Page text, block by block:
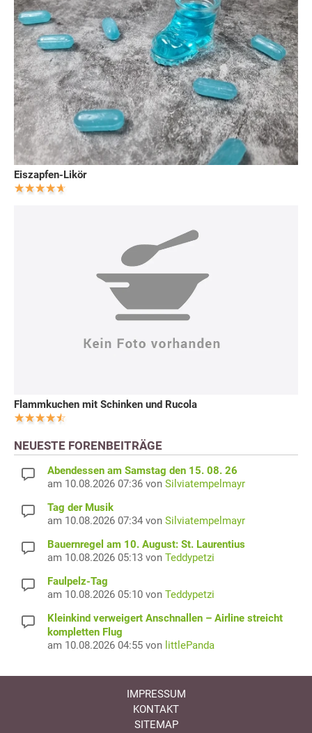
Eiszapfen-Likör
Flammkuchen mit Schinken und Rucola
NEUESTE FORENBEITRÄGE
Abendessen am Samstag den 15. 08. 26
am 10.08.2026 07:36 von Silviatempelmayr
Tag der Musik
am 10.08.2026 07:34 von Silviatempelmayr
Bauernregel am 10. August: St. Laurentius
am 10.08.2026 05:13 von Teddypetzi
Faulpelz-Tag
am 10.08.2026 05:10 von Teddypetzi
Kleinkind verweigert Anschnallen – Airline streicht
kompletten Flug
am 10.08.2026 04:55 von littlePanda
IMPRESSUM
KONTAKT
SITEMAP